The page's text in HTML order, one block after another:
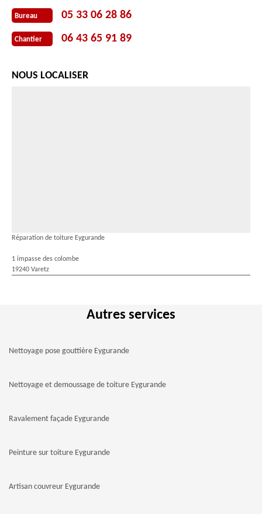
Bureau 05 33 06 28 86
Chantier 06 43 65 91 89
NOUS LOCALISER
Réparation de toiture Eygurande
1 impasse des colombe
19240 Varetz
Autres services
Nettoyage pose gouttière Eygurande
Nettoyage et demoussage de toiture Eygurande
Ravalement façade Eygurande
Peinture sur toiture Eygurande
Artisan couvreur Eygurande